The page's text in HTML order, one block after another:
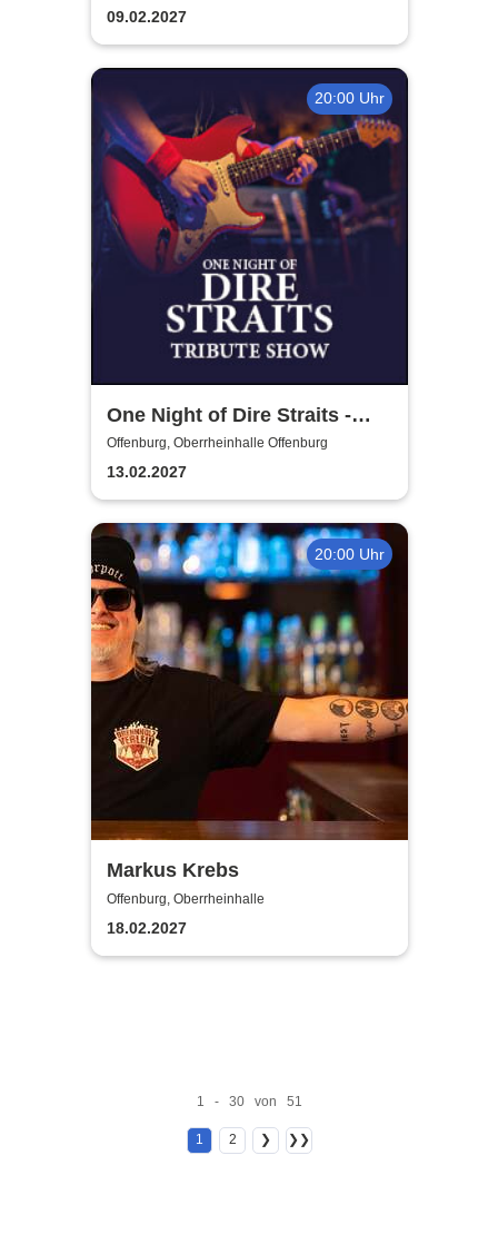
09.02.2027
20:00 Uhr
One Night of Dire Straits -
Tribute Show
Offenburg, Oberrheinhalle Offenburg
13.02.2027
20:00 Uhr
Markus Krebs
Offenburg, Oberrheinhalle
18.02.2027
1 - 30 von 51
1 2 ❯ ❯❯